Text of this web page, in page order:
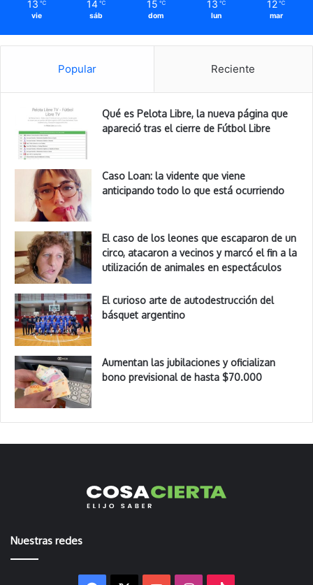
13 ℃
vie
14 ℃
sáb
15 ℃
dom
13 ℃
lun
12 ℃
mar
Popular Reciente
Qué es Pelota Libre, la nueva página que
apareció tras el cierre de Fútbol Libre
Caso Loan: la vidente que viene
anticipando todo lo que está ocurriendo
El caso de los leones que escaparon de un
circo, atacaron a vecinos y marcó el fin a la
utilización de animales en espectáculos
El curioso arte de autodestrucción del
básquet argentino
Aumentan las jubilaciones y oficializan
bono previsional de hasta $70.000
Nuestras redes